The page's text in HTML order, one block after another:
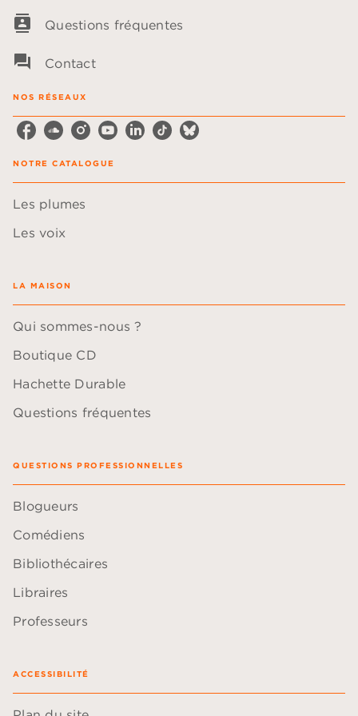
contacts Questions fréquentes
question_answer Contact
NOS RÉSEAUX
NOTRE CATALOGUE
Les plumes
Les voix
LA MAISON
Qui sommes-nous ?
Boutique CD
Hachette Durable
Questions fréquentes
QUESTIONS PROFESSIONNELLES
Blogueurs
Comédiens
Bibliothécaires
Libraires
Professeurs
ACCESSIBILITÉ